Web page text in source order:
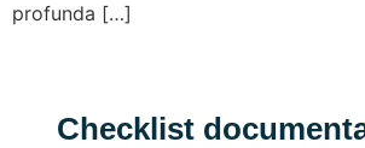
profunda […]
Checklist